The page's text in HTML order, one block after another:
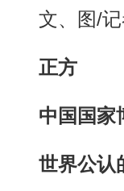
文、图/记
正方
中国国家
世界公认